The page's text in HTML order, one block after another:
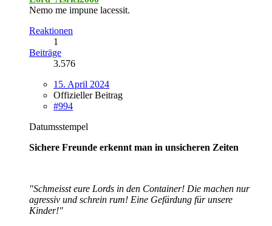
Nemo me impune lacessit.
Reaktionen
1
Beiträge
3.576
15. April 2024
Offizieller Beitrag
#994
Datumsstempel
Sichere Freunde erkennt man in unsicheren Zeiten
"Schmeisst eure Lords in den Container! Die machen nur
agressiv und schrein rum! Eine Gefärdung für unsere
Kinder!"